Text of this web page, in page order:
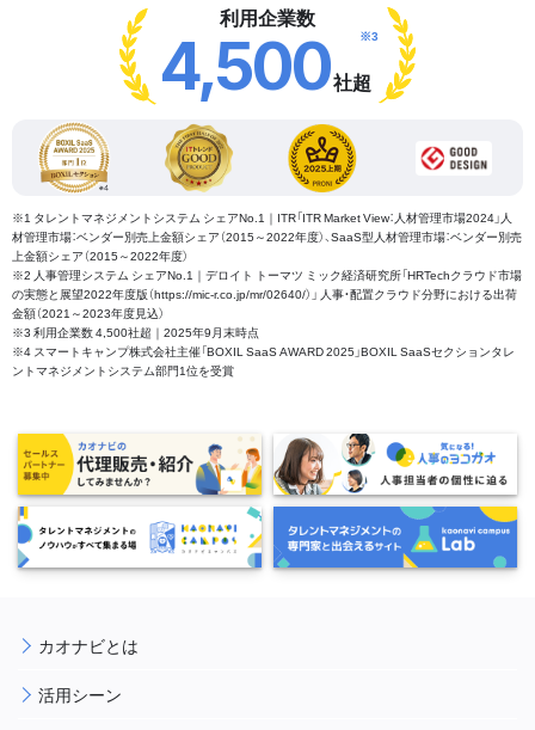
利用企業数
4,500社超
※3
※1 タレントマネジメントシステム シェアNo.1｜ITR「ITR Market View：人材管理市場2024」人
材管理市場：ベンダー別売上金額シェア（2015～2022年度）、SaaS型人材管理市場：ベンダー別売
上金額シェア（2015～2022年度）
※2 人事管理システム シェアNo.1｜デロイト トーマツ ミック経済研究所「HRTechクラウド市場
の実態と展望2022年度版（https://mic-r.co.jp/mr/02640/）」 人事・配置クラウド分野における出荷
金額（2021～2023年度見込）
※3 利用企業数 4,500社超｜2025年9月末時点
※4 スマートキャンプ株式会社主催「BOXIL SaaS AWARD 2025」BOXIL SaaSセクションタレ
ントマネジメントシステム部門1位を受賞
カオナビとは
活用シーン